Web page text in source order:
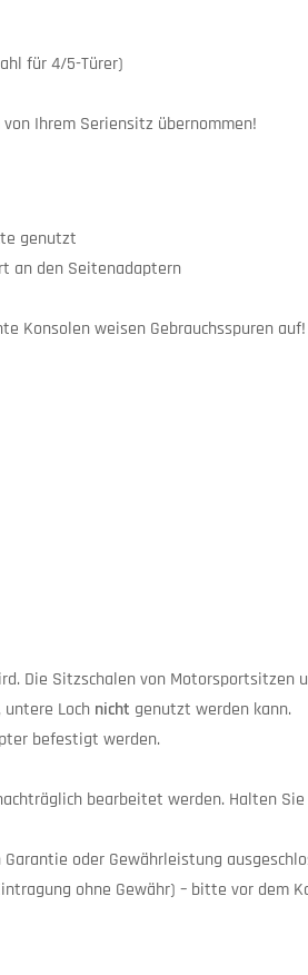
für 4/5-Türer)
Ihrem Seriensitz übernommen!
genutzt
an den Seitenadaptern
Konsolen weisen Gebrauchsspuren
Die Sitzschalen von Motorsportsitzen
Loch nicht genutzt werden kann.
befestigt werden.
bearbeitet werden. Halten Sie
oder Gewährleistung
ohne Gewähr) – bitte vor dem